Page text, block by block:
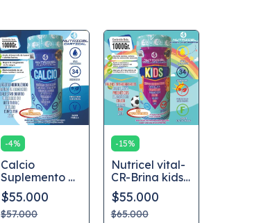
-4%
Calcio
Suplemento en
polvo
$55.000
$57.000
-15%
Nutricel vital-
CR-Brina kids,
sabor a frutos
rojos,
Suplemento
$55.000
$65.000